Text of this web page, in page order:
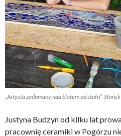
„Artysta zadumany nad blatem od stołu”, Słońsk
Justyna Budzyn od kilku lat
pracownię ceramiki w Pogórzu